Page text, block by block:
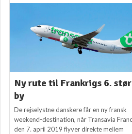
Ny rute til Frankrigs 6.
by
De rejselystne danskere får en ny fransk
weekend-destination, når Transavia
den 7. april 2019 flyver direkte mellem